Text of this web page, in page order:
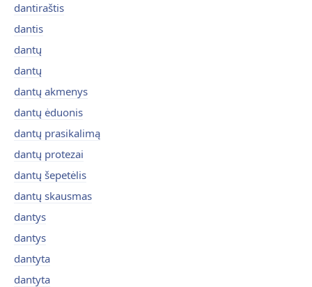
dantiraštis
dantis
dantų
dantų
dantų akmenys
dantų ėduonis
dantų prasikalimą
dantų protezai
dantų šepetėlis
dantų skausmas
dantys
dantys
dantyta
dantyta